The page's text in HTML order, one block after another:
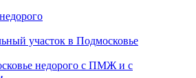
участок в Подмосковье
недорого с ПМЖ и с